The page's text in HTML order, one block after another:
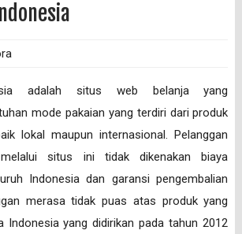
adalah situs web belanja yang
mode pakaian yang terdiri dari produk
lokal maupun internasional. Pelanggan
situs ini tidak dikenakan biaya
Indonesia dan garansi pengembalian
merasa tidak puas atas produk yang
Indonesia yang didirikan pada tahun 2012